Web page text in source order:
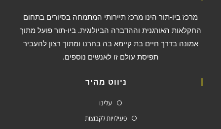
מרכז ביו-תור הינו מרכז תיירותי המתמחה בסיורים בתחום
החקלאות האורגנית וההדברה הביולוגית. ביו-תור פועל מתוך
אמונה בדרך חיים בת קיימא בה בחרנו ומתוך רצון להעביר
תפיסת עולם זו לאנשים נוספים.
ניווט מהיר
עלינו
פעילויות לקבוצות